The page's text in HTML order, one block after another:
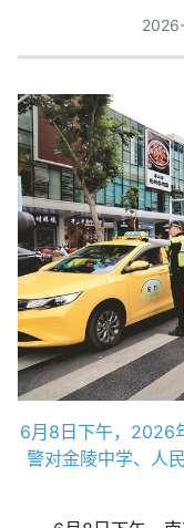
6月8日下午，2026
警对金陵中学、人